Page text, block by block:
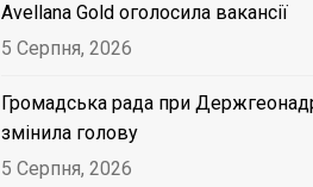
Avellana Gold оголосила вакансії
5 Серпня, 2026
Громадська рада при
змінила голову
5 Серпня, 2026